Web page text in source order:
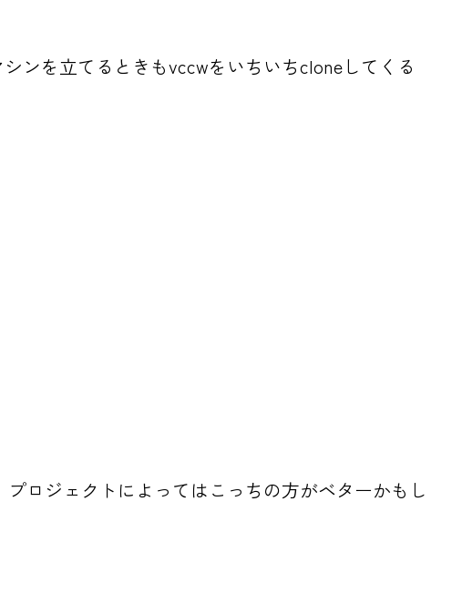
ンを立てるときもvccwをいちいちcloneしてくる
ロジェクトによってはこっちの方がベターかもし